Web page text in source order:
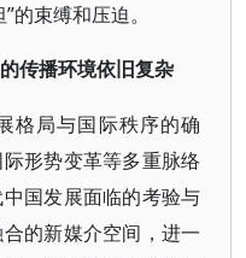
的束缚和压迫。
传播环境依旧复杂
格局与国际秩序的确
形势变革等多重脉络
国发展面临的考验与
的新媒介空间，进一